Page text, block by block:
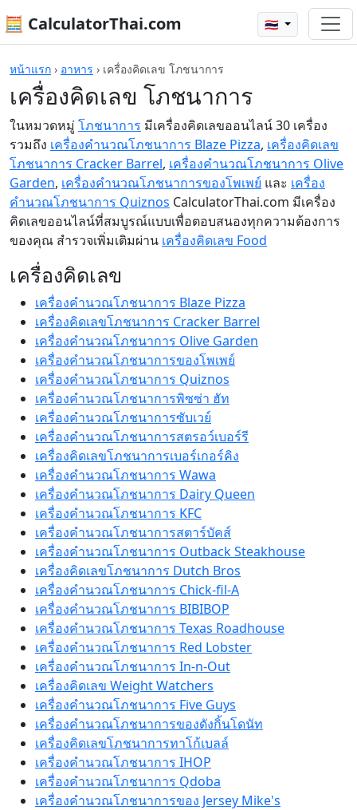
🧮 CalculatorThai.com 🇹🇭
หน้าแรก › อาหาร › เครื่องคิดเลข โภชนาการ
เครื่องคิดเลข โภชนาการ
ในหมวดหมู่ โภชนาการ มีเครื่องคิดเลขออนไลน์ 30 เครื่อง
รวมถึง เครื่องคำนวณโภชนาการ Blaze Pizza, เครื่องคิดเลข
โภชนาการ Cracker Barrel, เครื่องคำนวณโภชนาการ Olive
Garden, เครื่องคำนวณโภชนาการของโพเพย์ และ เครื่อง
คำนวณโภชนาการ Quiznos CalculatorThai.com มีเครื่อง
คิดเลขออนไลน์ที่สมบูรณ์แบบเพื่อตอบสนองทุกความต้องการ
ของคุณ สำรวจเพิ่มเติมผ่าน เครื่องคิดเลข Food
เครื่องคิดเลข
เครื่องคำนวณโภชนาการ Blaze Pizza
เครื่องคิดเลขโภชนาการ Cracker Barrel
เครื่องคำนวณโภชนาการ Olive Garden
เครื่องคำนวณโภชนาการของโพเพย์
เครื่องคำนวณโภชนาการ Quiznos
เครื่องคำนวณโภชนาการพิซซ่า ฮัท
เครื่องคำนวณโภชนาการซับเวย์
เครื่องคำนวณโภชนาการสตรอว์เบอร์รี
เครื่องคิดเลขโภชนาการเบอร์เกอร์คิง
เครื่องคำนวณโภชนาการ Wawa
เครื่องคำนวณโภชนาการ Dairy Queen
เครื่องคำนวณโภชนาการ KFC
เครื่องคำนวณโภชนาการสตาร์บัคส์
เครื่องคำนวณโภชนาการ Outback Steakhouse
เครื่องคิดเลขโภชนาการ Dutch Bros
เครื่องคำนวณโภชนาการ Chick-fil-A
เครื่องคำนวณโภชนาการ BIBIBOP
เครื่องคำนวณโภชนาการ Texas Roadhouse
เครื่องคำนวณโภชนาการ Red Lobster
เครื่องคำนวณโภชนาการ In-n-Out
เครื่องคิดเลข Weight Watchers
เครื่องคำนวณโภชนาการ Five Guys
เครื่องคำนวณโภชนาการของดังกิ้นโดนัท
เครื่องคิดเลขโภชนาการทาโก้เบลล์
เครื่องคำนวณโภชนาการ IHOP
เครื่องคำนวณโภชนาการ Qdoba
เครื่องคำนวณโภชนาการของ Jersey Mike's